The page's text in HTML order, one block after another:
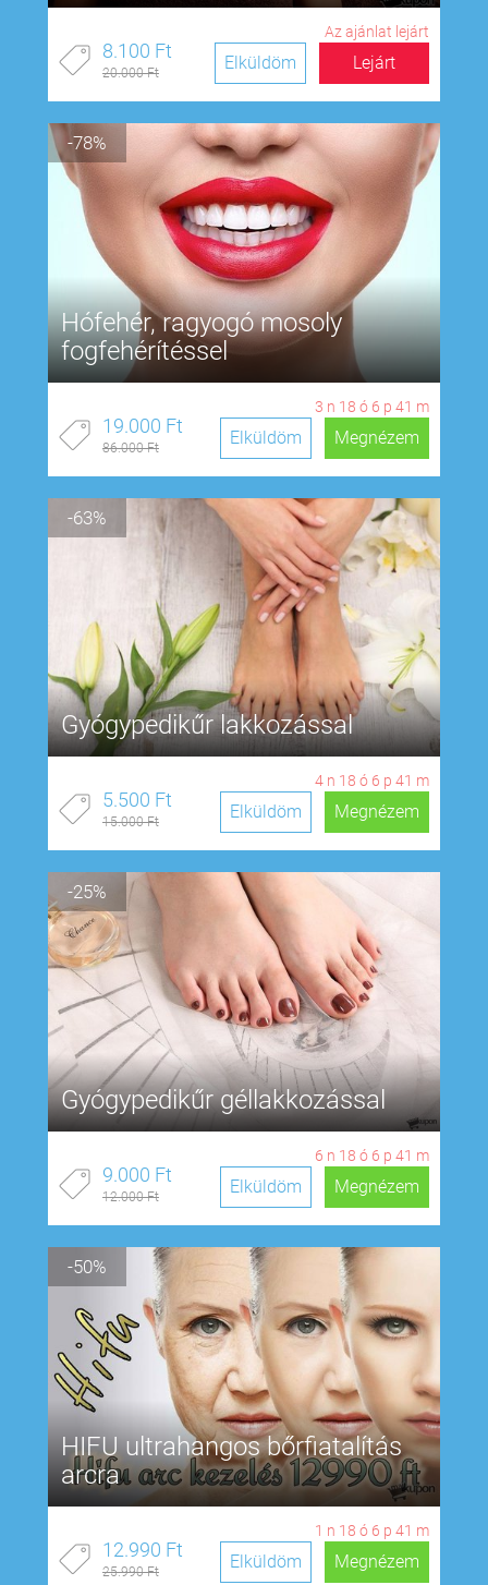
Az ajánlat lejárt
8.100 Ft
20.000 Ft Lejárt
Elküldöm
-78%
Hófehér, ragyogó mosoly
fogfehérítéssel
3 n 18 ó 6 p 40 m
19.000 Ft
86.000 Ft Megnézem
Elküldöm
-63%
Gyógypedikűr lakkozással
4 n 18 ó 6 p 40 m
5.500 Ft
15.000 Ft Megnézem
Elküldöm
-25%
Gyógypedikűr géllakkozással
6 n 18 ó 6 p 40 m
9.000 Ft
12.000 Ft Megnézem
Elküldöm
-50%
HIFU ultrahangos bőrfiatalítás
arcra
1 n 18 ó 6 p 40 m
12.990 Ft
25.990 Ft Megnézem
Elküldöm